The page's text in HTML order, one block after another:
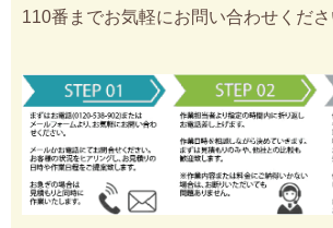
110番までお気軽にお問い合わせくださ